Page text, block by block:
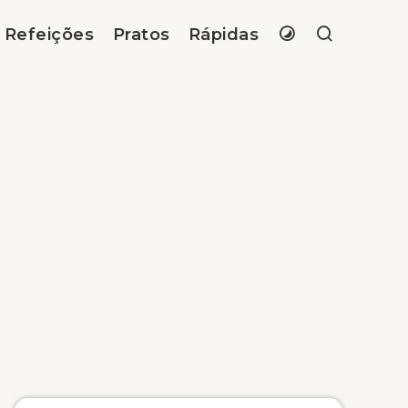
Refeições Pratos Rápidas